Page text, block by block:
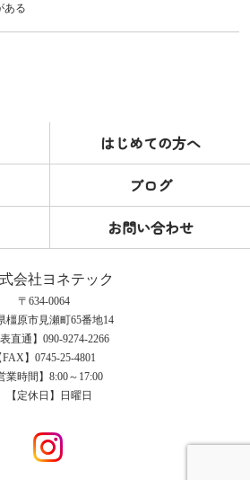
ある
はじめての方へ
ブログ
お問い合わせ
会社ヨネテック
〒634-0064
橿原市見瀬町65番地14
表直通】090-9274-2266
FAX】0745-25-4801
業時間】8:00～17:00
【定休日】日曜日